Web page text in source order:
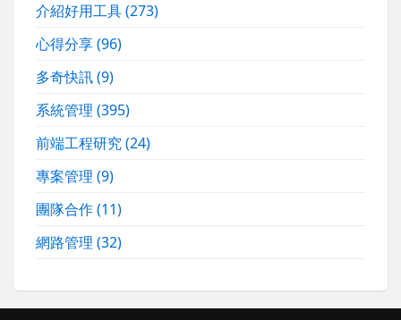
介紹好用工具(273)
心得分享(96)
多奇快訊(9)
系統管理(395)
前端工程研究(24)
專案管理(9)
團隊合作(11)
網路管理(32)